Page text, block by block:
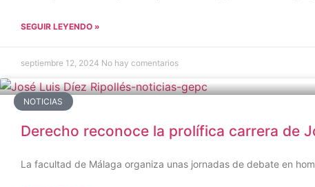
SEGUIR LEYENDO »
septiembre 12, 2024 No hay comentarios
NOTICIAS
Derecho reconoce la prolífica carrera de
La facultad de Málaga organiza unas jornadas de debate en